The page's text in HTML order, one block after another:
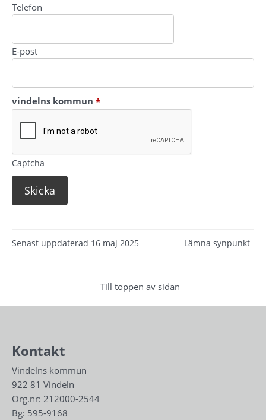
Telefon
E-post
vindelns kommun *(obligatorisk)
Captcha
Senast uppdaterad 16 maj 2025 Lämna synpunkt
Till toppen av sidan
Kontakt
Vindelns kommun
922 81 Vindeln
Org.nr: 212000-2544
Bg: 595-9168